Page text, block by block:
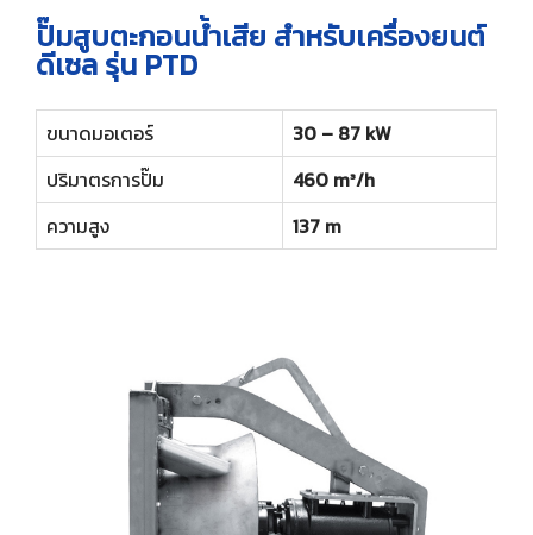
ปั๊มสูบตะกอนน้ำเสีย สำหรับเครื่องยนต์
ดีเซล รุ่น PTD
ขนาดมอเตอร์
30 – 87 kW
ปริมาตรการปั๊ม
460 m³/h
ความสูง
137 m